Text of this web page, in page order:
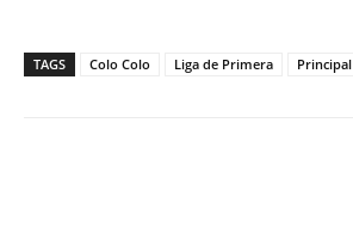
TAGS Colo Colo Liga de Primera Principal